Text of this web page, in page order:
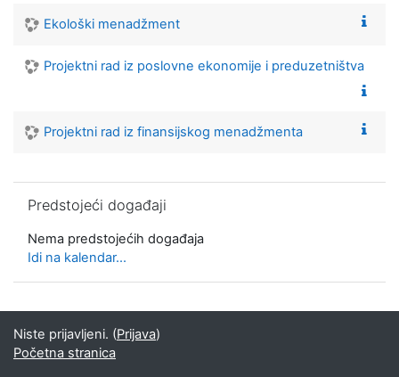
Ekološki menadžment
Projektni rad iz poslovne ekonomije i preduzetništva
Projektni rad iz finansijskog menadžmenta
Predstojeći događaji
Nema predstojećih događaja
Idi na kalendar...
Niste prijavljeni. (Prijava)
Početna stranica